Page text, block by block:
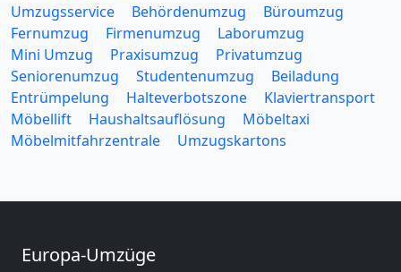
Umzugsservice Behördenumzug
Büroumzug
Fernumzug
Firmenumzug
Laborumzug
Mini Umzug
Praxisumzug
Privatumzug
Seniorenumzug
Studentenumzug
Beiladung
Entrümpelung
Halteverbotszone
Klaviertransport
Möbellift
Haushaltsauflösung
Möbeltaxi
Möbelmitfahrzentrale
Umzugskartons
Europa-Umzüge